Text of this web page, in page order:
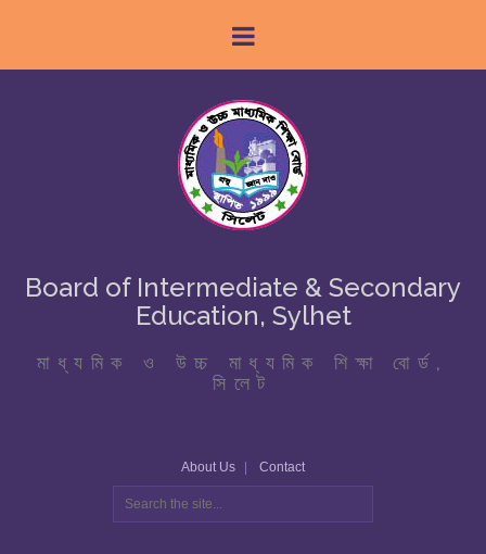
Board of Intermediate & Secondary
Education, Sylhet
মাধ্যমিক ও উচ্চ মাধ্যমিক শিক্ষা বোর্ড,
সিলেট
About Us Contact